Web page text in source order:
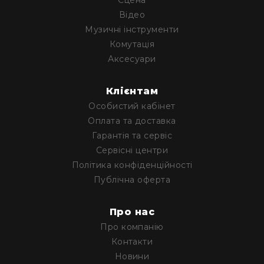
з
вадами
слуху
Підсилення
для
Аксесуари
і
комплектуючі
Гарнітури
Для
трансляцій
ТБ
геймерів/
блогерів
Для
домашньої
Відео
Музичні інструменти
Комутація
Аксесуари
Клієнтам
Особистий кабінет
Оплата та доставка
Гарантія та сервіс
Сервісні центри
Політика конфіденційності
Публічна оферта
Про нас
Про компанію
Контакти
Новини